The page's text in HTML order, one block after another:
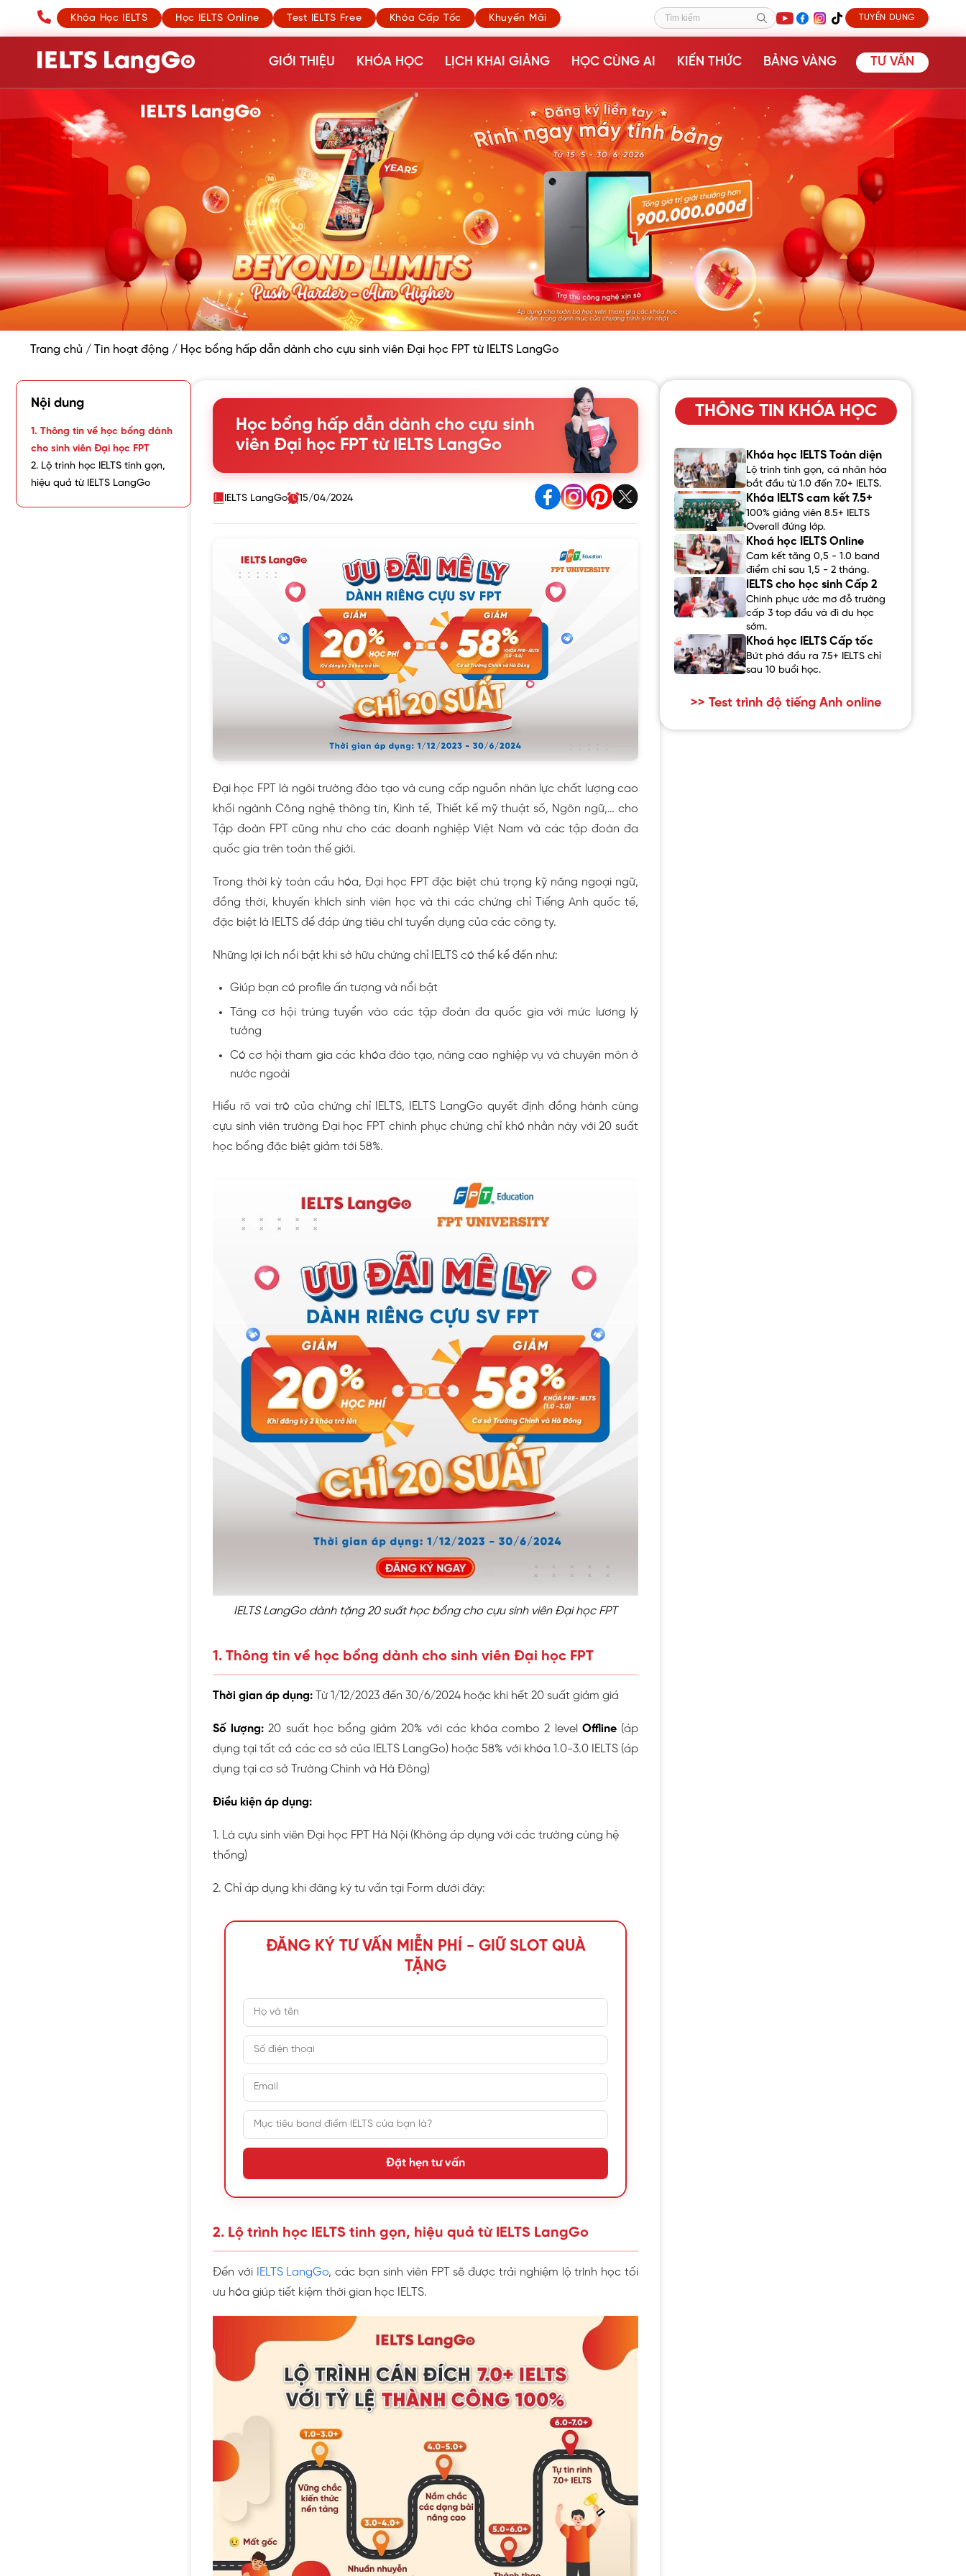
Khóa Học IELTS Học IELTS Online Test IELTS Free Khóa Cấp Tốc Khuyến Mãi Tìm kiếm TUYỂN DỤNG
GIỚI THIỆU KHÓA HỌC LỊCH KHAI GIẢNG HỌC CÙNG AI KIẾN THỨC BẢNG VÀNG TƯ VẤN
Trang chủ / Tin hoạt động / Học bổng hấp dẫn dành cho cựu sinh viên Đại học FPT từ IELTS LangGo
Nội dung
1. Thông tin về học bổng dành
cho sinh viên Đại học FPT
2. Lộ trình học IELTS tinh gọn,
hiệu quả từ IELTS LangGo
Học bổng hấp dẫn dành cho cựu sinh
viên Đại học FPT từ IELTS LangGo
IELTS LangGo 15/04/2024
Đại học FPT là ngôi trường đào tạo và cung cấp nguồn nhân lực chất lượng cao
khối ngành Công nghệ thông tin, Kinh tế, Thiết kế mỹ thuật số, Ngôn ngữ,… cho
Tập đoàn FPT cũng như cho các doanh nghiệp Việt Nam và các tập đoàn đa
quốc gia trên toàn thế giới.
Trong thời kỳ toàn cầu hóa, Đại học FPT đặc biệt chú trọng kỹ năng ngoại ngữ,
đồng thời, khuyến khích sinh viên học và thi các chứng chỉ Tiếng Anh quốc tế,
đặc biệt là IELTS để đáp ứng tiêu chí tuyển dụng của các công ty.
Những lợi ích nổi bật khi sở hữu chứng chỉ IELTS có thể kể đến như:
Giúp bạn có profile ấn tượng và nổi bật
Tăng cơ hội trúng tuyển vào các tập đoàn đa quốc gia với mức lương lý
tưởng
Có cơ hội tham gia các khóa đào tạo, nâng cao nghiệp vụ và chuyên môn ở
nước ngoài
Hiểu rõ vai trò của chứng chỉ IELTS, IELTS LangGo quyết định đồng hành cùng
cựu sinh viên trường Đại học FPT chinh phục chứng chỉ khó nhằn này với 20 suất
học bổng đặc biệt giảm tới 58%.
IELTS LangGo dành tặng 20 suất học bổng cho cựu sinh viên Đại học FPT
1. Thông tin về học bổng dành cho sinh viên Đại học FPT
Thời gian áp dụng: Từ 1/12/2023 đến 30/6/2024 hoặc khi hết 20 suất giảm giá
Số lượng:20 suất học bổng giảm 20% với các khóa combo 2 level Offline(áp
dụng tại tất cả các cơ sở của IELTS LangGo) hoặc 58% với khóa 1.0-3.0 IELTS (áp
dụng tại cơ sở Trường Chinh và Hà Đông)
Điều kiện áp dụng:
1. Là cựu sinh viên Đại học FPT Hà Nội (Không áp dụng với các trường cùng hệ
thống)
2. Chỉ áp dụng khi đăng ký tư vấn tại Form dưới đây:
ĐĂNG KÝ TƯ VẤN MIỄN PHÍ - GIỮ SLOT QUÀ
TẶNG
Đặt hẹn tư vấn
2. Lộ trình học IELTS tinh gọn, hiệu quả từ IELTS LangGo
Đến với IELTS LangGo, các bạn sinh viên FPT sẽ được trải nghiệm lộ trình học tối
ưu hóa giúp tiết kiệm thời gian học IELTS.
THÔNG TIN KHÓA HỌC
Khóa học IELTS Toàn diện
Lộ trình tinh gọn, cá nhân hóa
bắt đầu từ 1.0 đến 7.0+ IELTS.
Khóa IELTS cam kết 7.5+
100% giảng viên 8.5+ IELTS
Overall đứng lớp.
Khoá học IELTS Online
Cam kết tăng 0,5 - 1.0 band
điểm chỉ sau 1,5 - 2 tháng.
IELTS cho học sinh Cấp 2
Chinh phục ước mơ đỗ trường
cấp 3 top đầu và đi du học
sớm.
Khoá học IELTS Cấp tốc
Bứt phá đầu ra 7.5+ IELTS chỉ
sau 10 buổi học.
>> Test trình độ tiếng Anh online